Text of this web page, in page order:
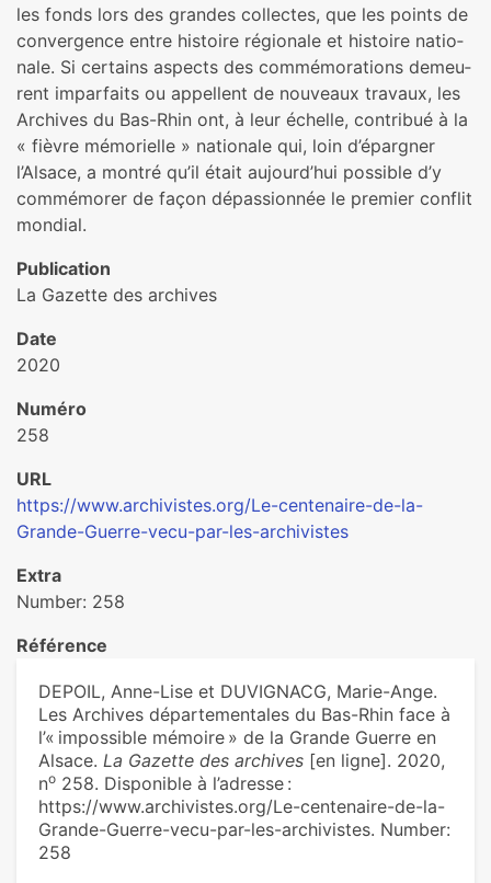
les fonds lors des gran­des col­lec­tes, que les points de
conver­gence entre his­toire régio­nale et his­toire natio­
nale. Si cer­tains aspects des com­mé­mo­ra­tions demeu­
rent impar­faits ou appel­lent de nou­veaux tra­vaux, les
Archives du Bas-Rhin ont, à leur échelle, contri­bué à la
« fièvre mémo­rielle » natio­nale qui, loin d’épargner
l’Alsace, a montré qu’il était aujourd’hui pos­si­ble d’y
com­mé­mo­rer de façon dépas­sion­née le pre­mier conflit
mon­dial.
Publication
La Gazette des archives
Date
2020
Numéro
258
URL
https://www.archivistes.org/Le-centenaire-de-la-
Grande-Guerre-vecu-par-les-archivistes
Extra
Number: 258
Référence
DEPOIL, Anne-Lise et DUVIGNACG, Marie-Ange.
Les Archives dépar­te­men­ta­les du Bas-Rhin face à
l’« impos­si­ble mémoire » de la Grande Guerre en
Alsace. La Gazette des archives [en ligne]. 2020,
no 258. Disponible à l’adresse :
https://www.archivistes.org/Le-centenaire-de-la-
Grande-Guerre-vecu-par-les-archivistes. Number:
258